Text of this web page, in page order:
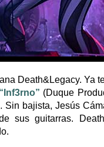
Death&Legacy. Ya
“Inf3rno” (Duque
bajista, Jesús
sus guitarras.